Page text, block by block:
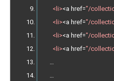
<li><a href="/
<li><a href="/
<li><a href="/
<li><a href="/